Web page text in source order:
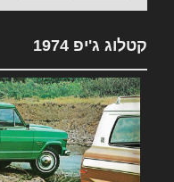
קטלוג ג'יפ 1974